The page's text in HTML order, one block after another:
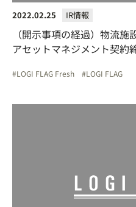
2022.02.25 IR情報
（開示事項の経過）物流
アセットマネジメント契約
LOGI FLAG Fresh LOGI FLAG